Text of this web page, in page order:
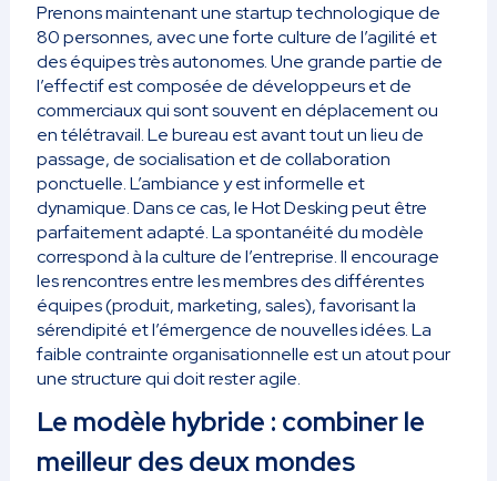
Prenons maintenant une startup technologique de
80 personnes, avec une forte culture de l’agilité et
des équipes très autonomes. Une grande partie de
l’effectif est composée de développeurs et de
commerciaux qui sont souvent en déplacement ou
en télétravail. Le bureau est avant tout un lieu de
passage, de socialisation et de collaboration
ponctuelle. L’ambiance y est informelle et
dynamique. Dans ce cas, le Hot Desking peut être
parfaitement adapté. La spontanéité du modèle
correspond à la culture de l’entreprise. Il encourage
les rencontres entre les membres des différentes
équipes (produit, marketing, sales), favorisant la
sérendipité et l’émergence de nouvelles idées. La
faible contrainte organisationnelle est un atout pour
une structure qui doit rester agile.
Le modèle hybride : combiner le
meilleur des deux mondes